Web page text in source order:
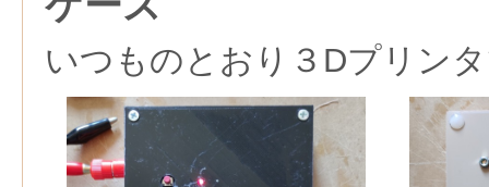
いつものとおり３Dプリン